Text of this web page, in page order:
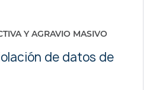
Y AGRAVIO MASIVO
de datos de